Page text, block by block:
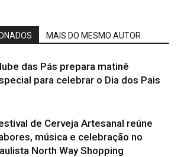
MAIS DO MESMO AUTOR
das Pás prepara matinê
para celebrar o Dia dos Pais
de Cerveja Artesanal reúne
música e celebração no
North Way Shopping